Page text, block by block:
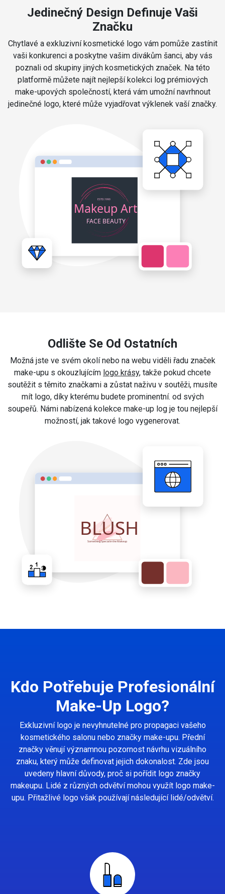
Jedinečný Design Definuje Vaši
Značku
Chytlavé a exkluzivní kosmetické logo vám pomůže zastínit
vaši konkurenci a poskytne vašim divákům šanci, aby vás
poznali od skupiny jiných kosmetických značek. Na této
platformě můžete najít nejlepší kolekci log prémiových
make-upových společností, která vám umožní navrhnout
jedinečné logo, které může vyjadřovat výklenek vaší značky.
Odlište Se Od Ostatních
Možná jste ve svém okolí nebo na webu viděli řadu značek
make-upu s okouzlujícím logo krásy, takže pokud chcete
soutěžit s těmito značkami a zůstat naživu v soutěži, musíte
mít logo, díky kterému budete prominentní. od svých
soupeřů. Námi nabízená kolekce make-up log je tou nejlepší
možností, jak takové logo vygenerovat.
Kdo Potřebuje Profesionální
Make-Up Logo?
Exkluzivní logo je nevyhnutelné pro propagaci vašeho
kosmetického salonu nebo značky make-upu. Přední
značky věnují významnou pozornost návrhu vizuálního
znaku, který může definovat jejich dokonalost. Zde jsou
uvedeny hlavní důvody, proč si pořídit logo značky
makeupu. Lidé z různých odvětví mohou využít logo make-
upu. Přitažlivé logo však používají následující lidé/odvětví.